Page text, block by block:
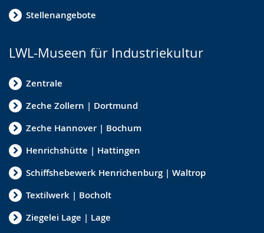
Stellenangebote
LWL-Museen für Industriekultur
Zentrale
Zeche Zollern | Dortmund
Zeche Hannover | Bochum
Henrichshütte | Hattingen
Schiffshebewerk Henrichenburg | Waltrop
Textilwerk | Bocholt
Ziegelei Lage | Lage